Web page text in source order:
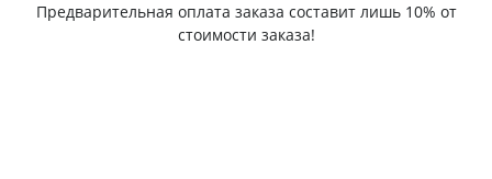
Предварительная оплата заказа составит лишь 10% от
стоимости заказа!